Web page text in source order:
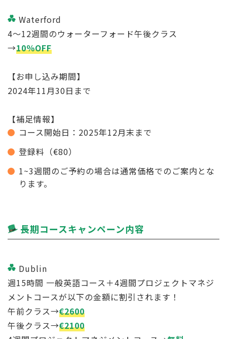
Waterford
4〜12週間のウォーターフォード午後クラス
→10％OFF
【お申し込み期間】
2024年11月30日まで
【補足情報】
コース開始日：2025年12月末まで
登録料（€80）
1~3週間のご予約の場合は通常価格でのご案内とな
ります。
長期コースキャンペーン内容
Dublin
週15時間 一般英語コース＋4週間プロジェクトマネジ
メントコースが以下の金額に割引されます！
午前クラス→€2600
午後クラス→€2100